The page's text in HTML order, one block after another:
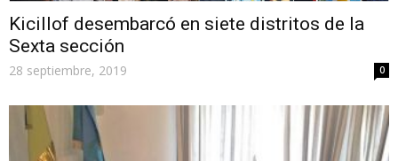
Kicillof desembarcó en siete distritos de la
Sexta sección
28 septiembre, 2019 0